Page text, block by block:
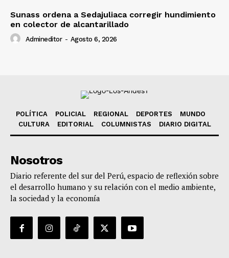
Sunass ordena a Sedajuliaca corregir hundimiento
en colector de alcantarillado
Admineditor - Agosto 6, 2026
POLÍTICA POLICIAL REGIONAL DEPORTES
MUNDO
CULTURA
EDITORIAL COLUMNISTAS DIARIO DIGITAL
Nosotros
Diario referente del sur del Perú, espacio de reflexión sobre
el desarrollo humano y su relación con el medio ambiente,
la sociedad y la economía